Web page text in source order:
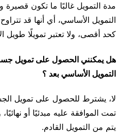
مدة التمويل غالبًا ما تكون
التمويل الأساسي، أي أنها قد
كحد أقصى، ولا تعتبر تمويلًا طويل
هل يمكنني الحصول على تمويل جسر
التمويل الأساسي بعد ؟
لا، يشترط للحصول على تمويل
تمت الموافقة عليه مبدئيًا أو
يتم من التمويل القادم.